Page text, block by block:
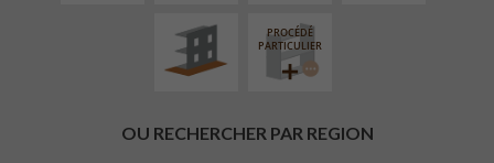
PROCÉDÉ
PARTICULIER
OU RECHERCHER PAR REGION